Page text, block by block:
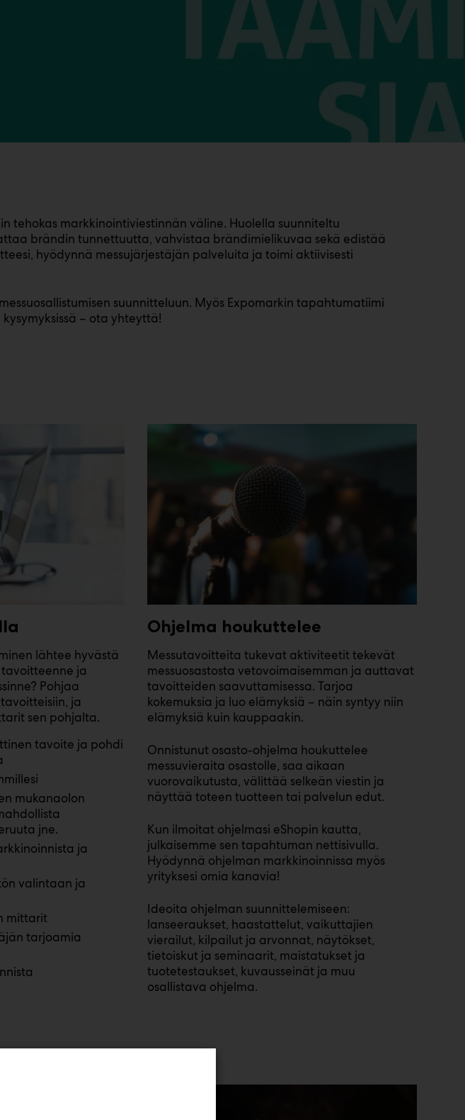
tehokas markkinointiviestinnän väline. Huolella suunniteltu
brändin tunnettuutta, vahvistaa brändimielikuvaa sekä edistää
hyödynnä messujärjestäjän palveluita ja toimi aktiivisesti
suunnitteluun. Myös Expomarkin tapahtumatiimi
– ota yhteyttä!
lähtee hyvästä
ja
Pohjaa
ja
sen pohjalta.
tavoite ja pohdi
mukanaolon
jne.
ja
valintaan ja
mittarit
tarjoamia
Ohjelma houkuttelee
Messutavoitteita tukevat aktiviteetit tekevät
messuosastosta vetovoimaisemman ja auttavat
tavoitteiden saavuttamisessa. Tarjoa
kokemuksia ja luo elämyksiä – näin syntyy niin
elämyksiä kuin kauppaakin.
Onnistunut osasto-ohjelma houkuttelee
messuvieraita osastolle, saa aikaan
vuorovaikutusta, välittää selkeän viestin ja
näyttää toteen tuotteen tai palvelun edut.
Kun ilmoitat ohjelmasi eShopin kautta,
julkaisemme sen tapahtuman nettisivulla.
Hyödynnä ohjelman markkinoinnissa myös
yrityksesi omia kanavia!
Ideoita ohjelman suunnittelemiseen:
lanseeraukset, haastattelut, vaikuttajien
vierailut, kilpailut ja arvonnat, näytökset,
tietoiskut ja seminaarit, maistatukset ja
tuotetestaukset, kuvausseinät ja muu
osallistava ohjelma.